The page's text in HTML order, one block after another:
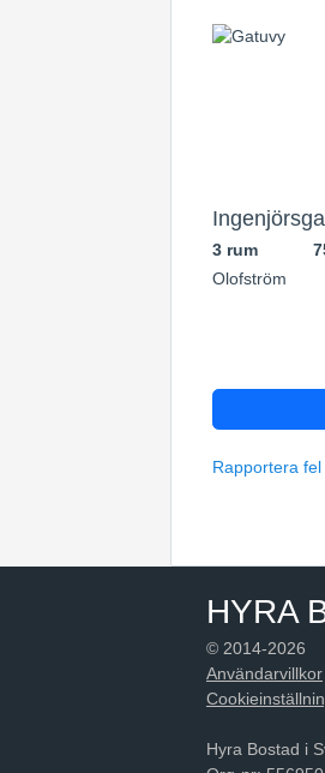
3 rum
Olofström
Rapportera fel
HYRA
© 2014-2026
Användarvillkor
Hyra Bostad i